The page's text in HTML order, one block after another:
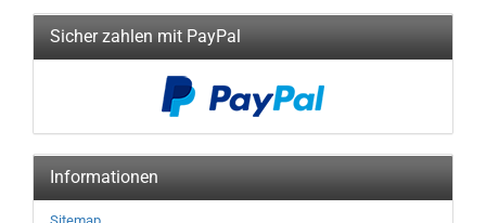
Sicher zahlen mit PayPal
Informationen